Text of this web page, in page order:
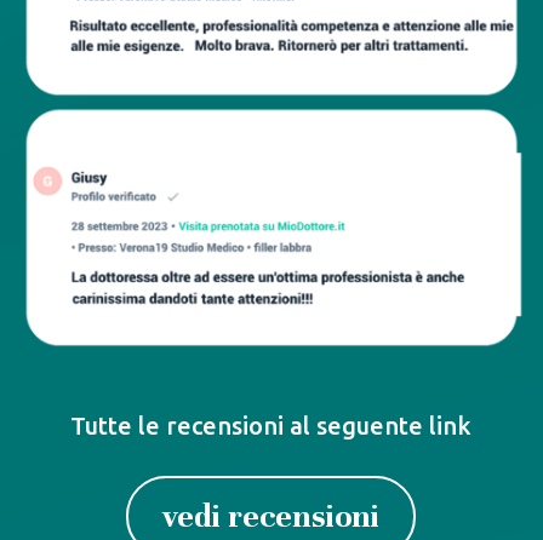
Tutte le recensioni al seguente link
vedi recensioni